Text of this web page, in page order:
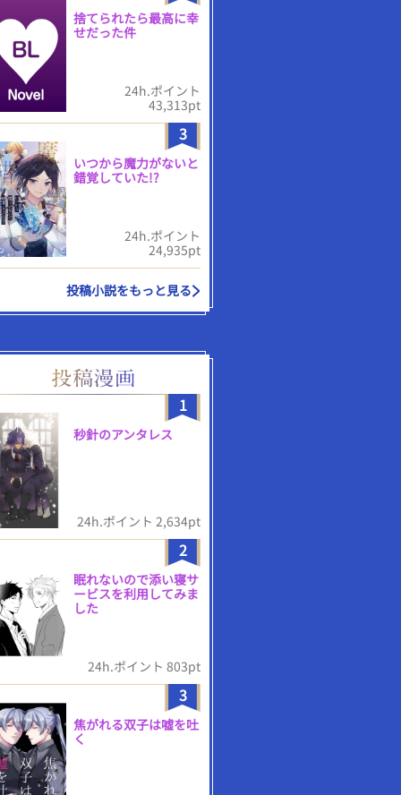
捨てられたら最高に幸
せだった件
24h.ポイント
43,313pt
3
いつから魔力がないと
錯覚していた!?
24h.ポイント
24,935pt
投稿小説をもっと見る
1
秒針のアンタレス
24h.ポイント 2,634pt
2
眠れないので添い寝サ
ービスを利用してみま
した
24h.ポイント 803pt
3
焦がれる双子は嘘を吐
く